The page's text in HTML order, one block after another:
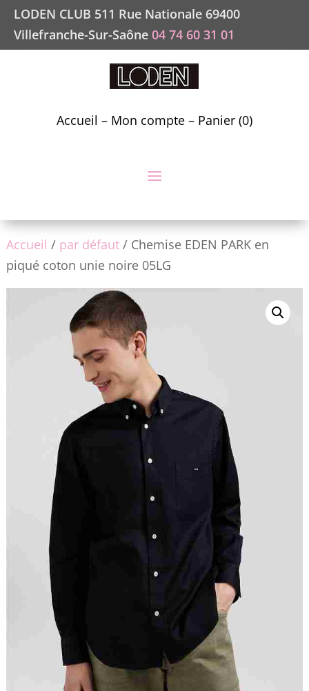
LODEN CLUB 511 Rue Nationale 69400
Villefranche-Sur-Saône 04 74 60 31 01
Accueil – Mon compte– Panier (0)
Accueil / par défaut/ Chemise EDEN PARK en
piqué coton unie noire 05LG